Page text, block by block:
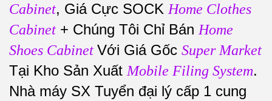
Cabinet, Giá Cực SOCK Home Clothes
Cabinet + Chúng Tôi Chỉ Bán Home
Shoes Cabinet Với Giá Gốc Super Market
Tại Kho Sản Xuất Mobile Filing System.
Nhà máy SX Tuyển đại lý cấp 1 cung